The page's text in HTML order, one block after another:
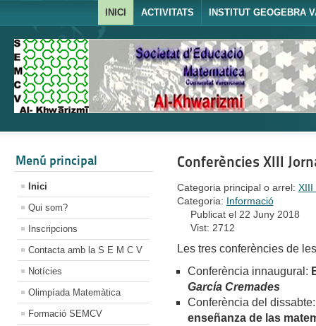
INICI ACTIVITATS INSTITUT GEOGEBRA
Menú principal
Inici
Qui som?
Inscripcions
Contacta amb la S E M C V
Notícies
Olimpíada Matemàtica
Formació SEMCV
Conferències XIII
Categoria principal o arrel: XIII
Categoria: Informació
Publicat el 22 Juny 2018
Vist: 2712
Les tres conferències de
Conferència innaugural:
García Cremades
Conferència del
enseñanza de las